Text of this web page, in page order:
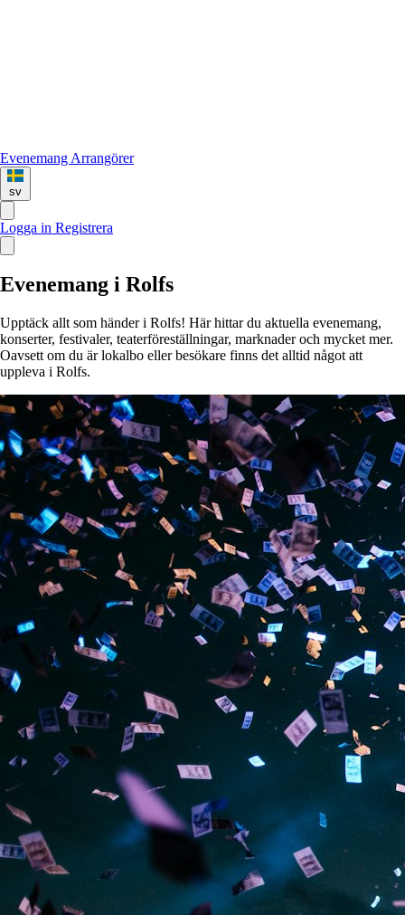
Evenemang Arrangörer
sv
Logga in Registrera
Evenemang i Rolfs
Upptäck allt som händer i Rolfs! Här hittar du aktuella evenemang,
konserter, festivaler, teaterföreställningar, marknader och mycket mer.
Oavsett om du är lokalbo eller besökare finns det alltid något att
uppleva i Rolfs.